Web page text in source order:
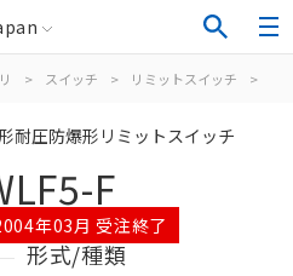
> スイッチ > リミットスイッチ >
耐圧防爆形リミットスイッチ
F
年03月 受注終了
形式/種類